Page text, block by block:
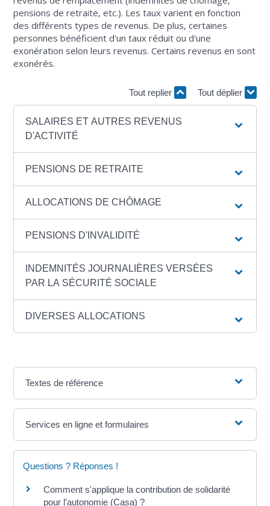
pensions de retraite, etc.). Les taux varient en fonction
des différents types de revenus. De plus, certaines
personnes bénéficient d'un taux réduit ou d'une
exonération selon leurs revenus. Certains revenus en sont
exonérés.
Tout replier Tout déplier
SALAIRES ET AUTRES REVENUS
D'ACTIVITÉ
PENSIONS DE RETRAITE
ALLOCATIONS DE CHÔMAGE
PENSIONS D'INVALIDITÉ
INDEMNITÉS JOURNALIÈRES VERSÉES
PAR LA SÉCURITÉ SOCIALE
DIVERSES ALLOCATIONS
Textes de référence
Services en ligne et formulaires
Questions ? Réponses !
Comment s'applique la contribution de solidarité
pour l'autonomie (Casa) ?